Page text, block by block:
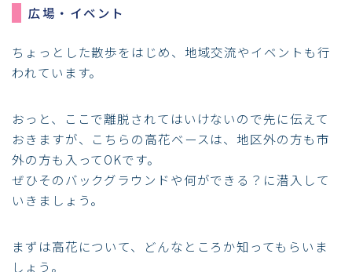
広場・イベント
ちょっとした散歩をはじめ、地域交流やイベントも行
われています。
おっと、ここで離脱されてはいけないので先に伝えて
おきますが、こちらの高花ベースは、地区外の方も市
外の方も入ってOKです。
ぜひそのバックグラウンドや何ができる？に潜入して
いきましょう。
まずは高花について、どんなところか知ってもらいま
しょう。